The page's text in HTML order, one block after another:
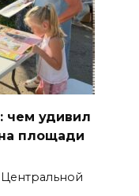
чем удивил
площади